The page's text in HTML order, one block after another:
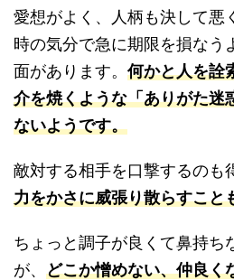
愛想がよく、人柄も決して悪
時の気分で急に期限を損なう
面があります。 何かと人を詮
介を焼くような「ありがた迷
ないようです。
敵対する相手を口撃するのも
力をかさに威張り散らすこと
ちょっと調子が良くて鼻持ち
が、 どこか憎めない、仲良く